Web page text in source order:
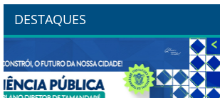
DESTAQUES